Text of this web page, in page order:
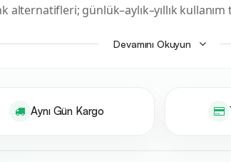
alternatifleri; günlük–aylık–yıllık
oranı ve pürüzsüz kenar tasarımları.
Devamını Okuyun
Aynı Gün Kargo